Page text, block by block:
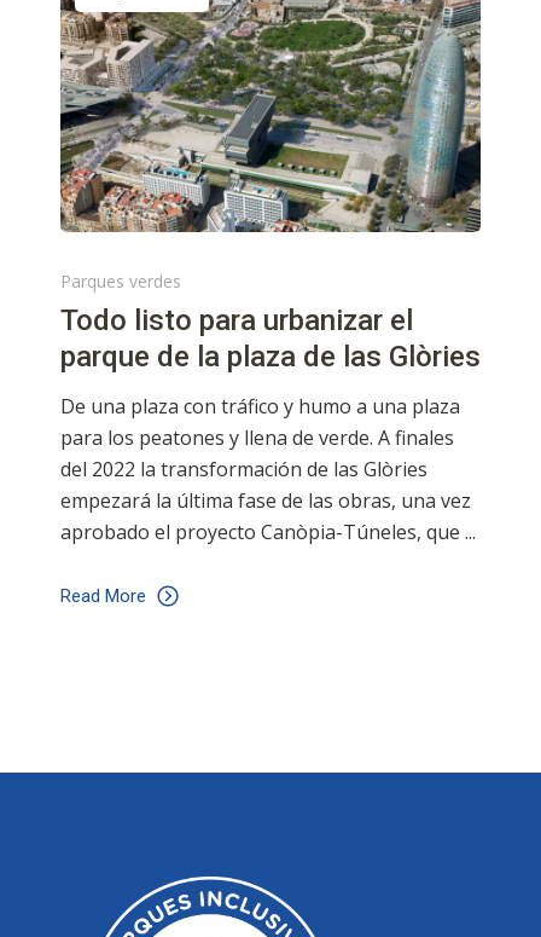
Parques verdes
Todo listo para urbanizar el
parque de la plaza de las Glòries
De una plaza con tráfico y humo a una plaza
para los peatones y llena de verde. A finales
del 2022 la transformación de las Glòries
empezará la última fase de las obras, una vez
aprobado el proyecto Canòpia-Túneles, que
Read More